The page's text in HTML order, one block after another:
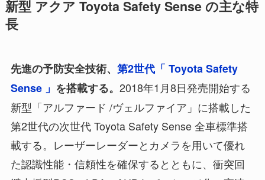
新型 アクア Toyota Safety Sense の主な特
長
先進の予防安全技術、 第2世代「 Toyota Safety
Sense 」 を搭載する。 2018年1月8日発売開始する
新型「アルファード /ヴェルファイア」に搭載した
第2世代の次世代 Toyota Safety Sense 全車標準搭
載する。レーザーレーダーとカメラを用いて優れ
た認識性能・信頼性を確保するとともに、衝突回